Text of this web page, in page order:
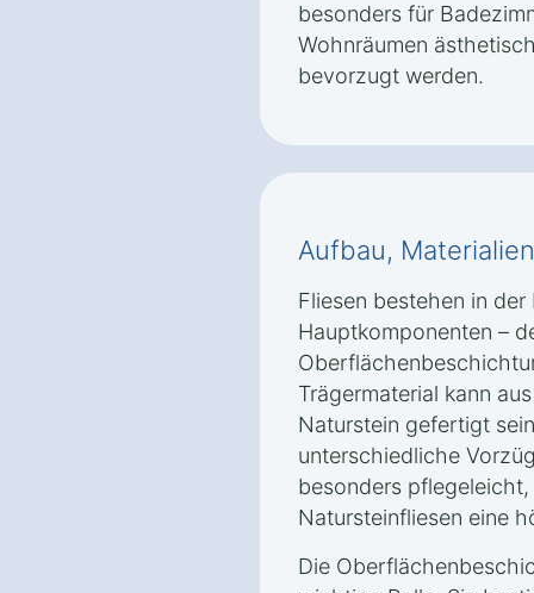
besonders für
Wohnräumen
bevorzugt werden.
Aufbau,
Fliesen bestehen in der
Hauptkomponenten –
Trägermaterial kann
Naturstein gefertigt
unterschiedliche
besonders
Natursteinfliesen eine
Die